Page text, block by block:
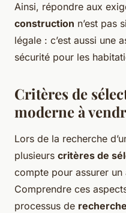
Ainsi, répondre aux
construction n’est pas
légale : c’est aussi une
sécurité pour les
Critères de
moderne à
Lors de la recherche
plusieurs critères de
compte pour assurer un
Comprendre ces
processus de